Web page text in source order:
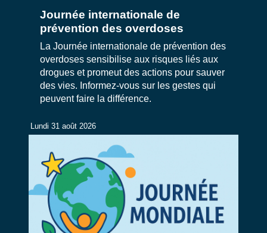
Journée internationale de
prévention des overdoses
La Journée internationale de prévention des
overdoses sensibilise aux risques liés aux
drogues et promeut des actions pour sauver
des vies. Informez-vous sur les gestes qui
peuvent faire la différence.
Lundi 31 août 2026